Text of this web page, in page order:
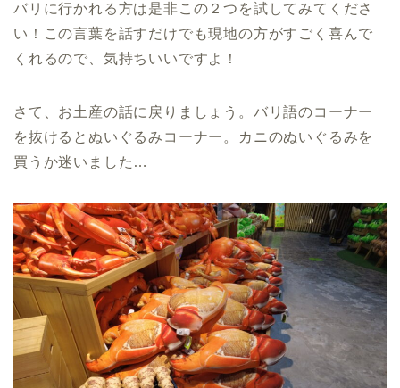
バリに行かれる方は是非この２つを試してみてくださ
い！この言葉を話すだけでも現地の方がすごく喜んで
くれるので、気持ちいいですよ！
さて、お土産の話に戻りましょう。バリ語のコーナー
を抜けるとぬいぐるみコーナー。カニのぬいぐるみを
買うか迷いました…